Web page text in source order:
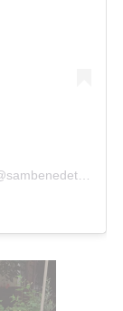
A post shared by Sambenedettese Calcio (@sambenedettesecalcio)